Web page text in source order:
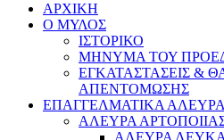
ΑΡΧΙΚΗ
Ο ΜΥΛΟΣ
ΙΣΤΟΡΙΚΟ
ΜΗΝΥΜΑ ΤΟΥ
ΕΓΚΑΤΑΣΤΑΣΕΙΣ &
ΑΠΕΝΤΟΜΩΣΗΣ
ΕΠΑΓΓΕΛΜΑΤΙΚΑ ΑΛΕΥΡΑ
ΑΛΕΥΡΑ